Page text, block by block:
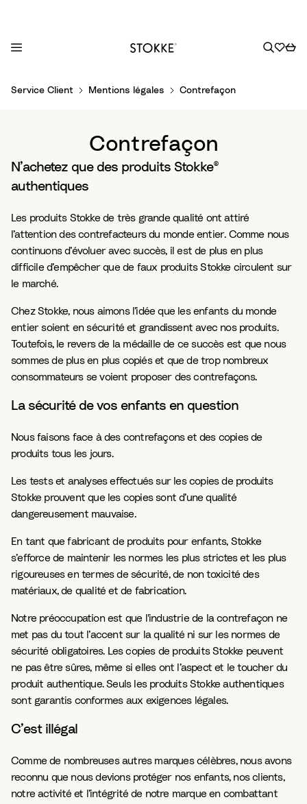
Service Client Mentions légales Contrefaçon
Contrefaçon
N’achetez que des produits Stokke®
authentiques
Les produits Stokke de très grande qualité ont attiré
l’attention des contrefacteurs du monde entier. Comme nous
continuons d’évoluer avec succès, il est de plus en plus
difficile d’empêcher que de faux produits Stokke circulent sur
le marché.
Chez Stokke, nous aimons l’idée que les enfants du monde
entier soient en sécurité et grandissent avec nos produits.
Toutefois, le revers de la médaille de ce succès est que nous
sommes de plus en plus copiés et que de trop nombreux
consommateurs se voient proposer des contrefaçons.
La sécurité de vos enfants en question
Nous faisons face à des contrefaçons et des copies de
produits tous les jours.
Les tests et analyses effectués sur les copies de produits
Stokke prouvent que les copies sont d’une qualité
dangereusement mauvaise.
En tant que fabricant de produits pour enfants, Stokke
s’efforce de maintenir les normes les plus strictes et les plus
rigoureuses en termes de sécurité, de non toxicité des
matériaux, de qualité et de fabrication.
Notre préoccupation est que l'industrie de la contrefaçon ne
met pas du tout l’accent sur la qualité ni sur les normes de
sécurité obligatoires. Les copies de produits Stokke peuvent
ne pas être sûres, même si elles ont l’aspect et le toucher du
produit authentique. Seuls les produits Stokke authentiques
sont garantis conformes aux exigences légales.
C’est illégal
Comme de nombreuses autres marques célèbres, nous avons
reconnu que nous devions protéger nos enfants, nos clients,
notre activité et l’intégrité de notre marque en combattant